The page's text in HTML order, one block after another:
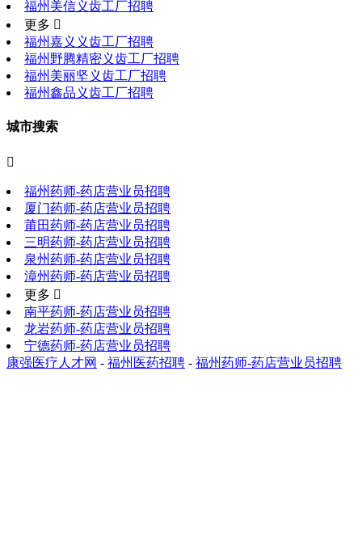
福州美信义齿工厂招聘
更多 
福州嘉义义齿工厂招聘
福州野腾精密义齿工厂招聘
福州美丽坚义齿工厂招聘
福州鑫品义齿工厂招聘
城市搜索

福州药师-药店营业员招聘
厦门药师-药店营业员招聘
莆田药师-药店营业员招聘
三明药师-药店营业员招聘
泉州药师-药店营业员招聘
漳州药师-药店营业员招聘
更多 
南平药师-药店营业员招聘
龙岩药师-药店营业员招聘
宁德药师-药店营业员招聘
康强医疗人才网 - 福州医药招聘 - 福州药师-药店营业员招聘